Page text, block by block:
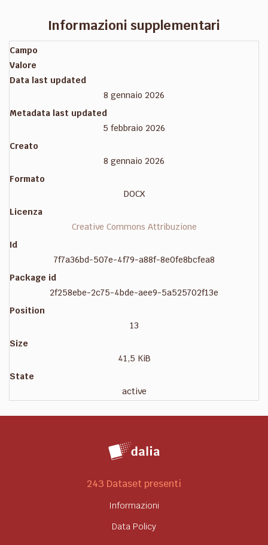
Informazioni supplementari
Campo
Valore
Data last updated
8 gennaio 2026
Metadata last updated
5 febbraio 2026
Creato
8 gennaio 2026
Formato
DOCX
Licenza
Creative Commons Attribuzione
Id
7f7a36bd-507e-4f79-a88f-8e0fe8bcfea8
Package id
2f258ebe-2c75-4bde-aee9-5a525702f13e
Position
13
Size
41,5 KiB
State
active
243 Dataset presenti
Informazioni
Data Policy